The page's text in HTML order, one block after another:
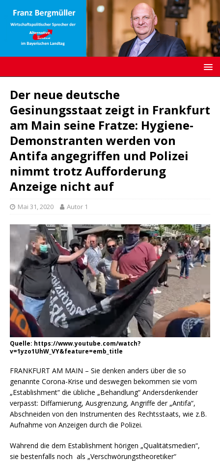
Der neue deutsche
Gesinungsstaat zeigt in Frankfurt
am Main seine Fratze: Hygiene-
Demonstranten werden von
Antifa angegriffen und Polizei
nimmt trotz Aufforderung
Anzeige nicht auf
Mai 31, 2020 Autor 1
Quelle: https://www.youtube.com/watch?
v=1yzo1UhW_VY&feature=emb_title
FRANKFURT AM MAIN – Sie denken anders über die so
genannte Corona-Krise und deswegen bekommen sie vom
„Establishment“ die übliche „Behandlung“ Andersdenkender
verpasst: Diffamierung, Ausgrenzung, Angriffe der „Antifa“,
Abschneiden von den Instrumenten des Rechtsstaats, wie z.B.
Aufnahme von Anzeigen durch die Polizei.
Während die dem Establishment hörigen „Qualitätsmedien“,
sie bestenfalls noch als „Verschwörungstheoretiker“